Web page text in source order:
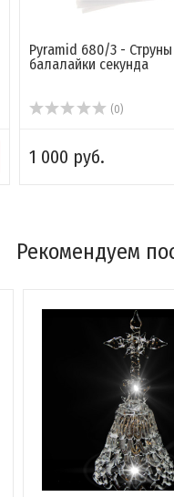
Pyramid 680/3 -
балалайки секунда
(0)
1 000 руб.
Рекомендуем